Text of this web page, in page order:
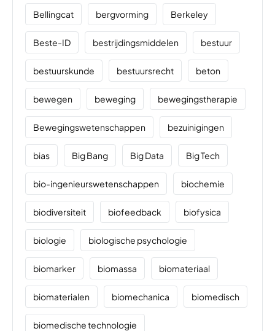
Bellingcat bergvorming Berkeley
Beste-ID bestrijdingsmiddelen bestuur
bestuurskunde bestuursrecht beton
bewegen beweging bewegingstherapie
Bewegingswetenschappen bezuinigingen
bias Big Bang Big Data Big Tech
bio-ingenieurswetenschappen biochemie
biodiversiteit biofeedback biofysica
biologie biologische psychologie
biomarker biomassa biomateriaal
biomaterialen biomechanica biomedisch
biomedische technologie